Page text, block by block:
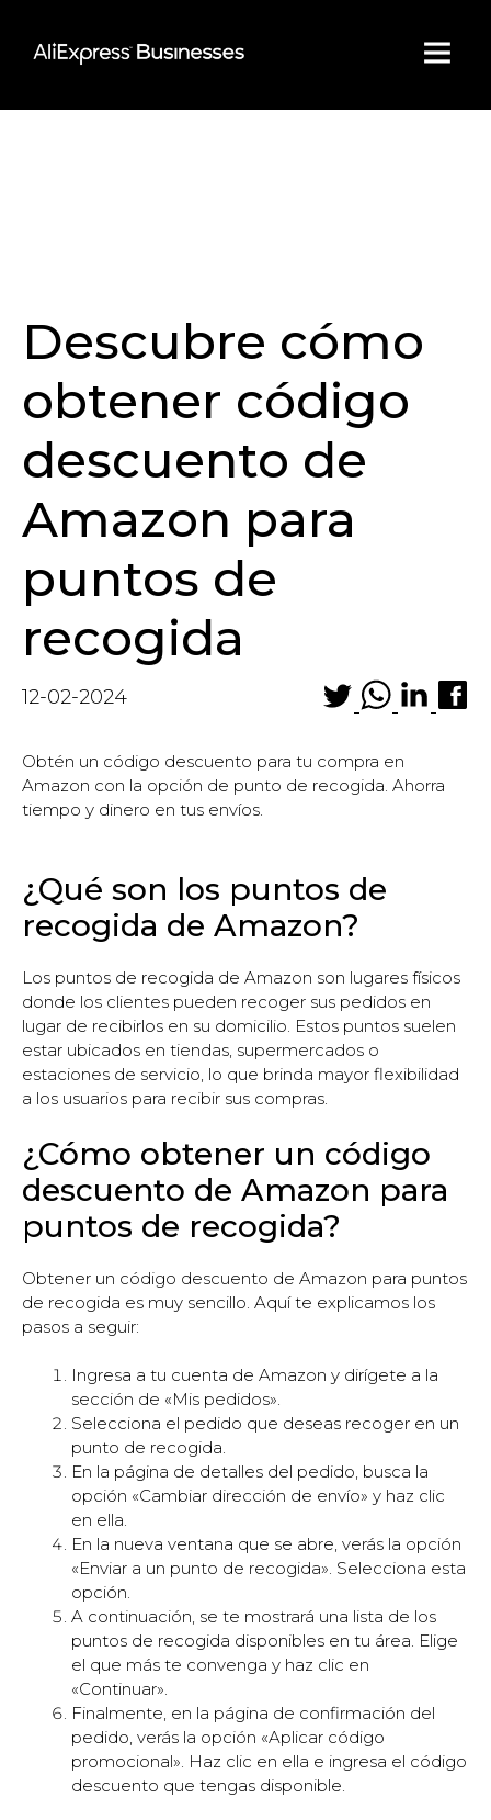
content
Descubre cómo
obtener código
descuento de
Amazon para
puntos de
recogida
12-02-2024
Obtén un código descuento para tu compra en
Amazon con la opción de punto de recogida. Ahorra
tiempo y dinero en tus envíos.
¿Qué son los puntos de
recogida de Amazon?
Los puntos de recogida de Amazon son lugares físicos
donde los clientes pueden recoger sus pedidos en
lugar de recibirlos en su domicilio. Estos puntos suelen
estar ubicados en tiendas, supermercados o
estaciones de servicio, lo que brinda mayor flexibilidad
a los usuarios para recibir sus compras.
¿Cómo obtener un código
descuento de Amazon para
puntos de recogida?
Obtener un código descuento de Amazon para puntos
de recogida es muy sencillo. Aquí te explicamos los
pasos a seguir:
Ingresa a tu cuenta de Amazon y dirígete a la
sección de «Mis pedidos».
Selecciona el pedido que deseas recoger en un
punto de recogida.
En la página de detalles del pedido, busca la
opción «Cambiar dirección de envío» y haz clic
en ella.
En la nueva ventana que se abre, verás la opción
«Enviar a un punto de recogida». Selecciona esta
opción.
A continuación, se te mostrará una lista de los
puntos de recogida disponibles en tu área. Elige
el que más te convenga y haz clic en
«Continuar».
Finalmente, en la página de confirmación del
pedido, verás la opción «Aplicar código
promocional». Haz clic en ella e ingresa el código
descuento que tengas disponible.